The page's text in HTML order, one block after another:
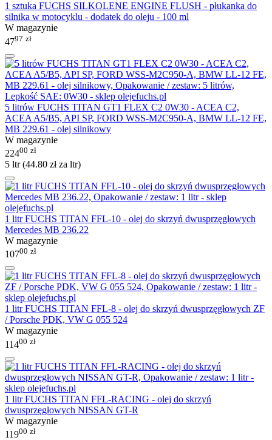
1 sztuka FUCHS SILKOLENE ENGINE FLUSH - płukanka do
silnika w motocyklu - dodatek do oleju - 100 ml
W magazynie
4797 zł
5 litrów FUCHS TITAN GT1 FLEX C2 0W30 - ACEA C2,
ACEA A5/B5, API SP, FORD WSS-M2C950-A, BMW LL-12 FE,
MB 229.61 - olej silnikowy
W magazynie
22400 zł
5 ltr (44.80 złza ltr)
1 litr FUCHS TITAN FFL-10 - olej do skrzyń dwusprzęgłowych
Mercedes MB 236.22
W magazynie
10700 zł
1 litr FUCHS TITAN FFL-8 - olej do skrzyń dwusprzęgłowych ZF
/ Porsche PDK, VW G 055 524
W magazynie
11400 zł
1 litr FUCHS TITAN FFL-RACING - olej do skrzyń
dwusprzęgłowych NISSAN GT-R
W magazynie
11900 zł